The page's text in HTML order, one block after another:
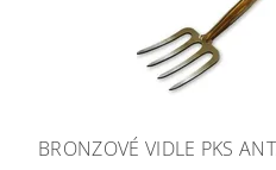
BRONZOVÉ VIDLE PKS